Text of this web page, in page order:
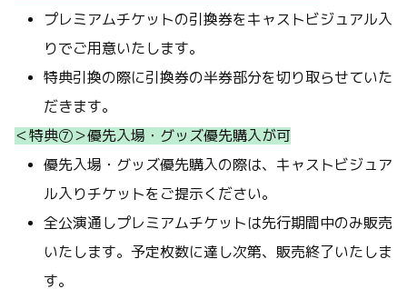
プレミアムチケットの引換券をキャストビジュアル入
りでご用意いたします。
特典引換の際に引換券の半券部分を切り取らせていた
だきます。
＜特典⑦＞優先入場・グッズ優先購入が可
優先入場・グッズ優先購入の際は、キャストビジュア
ル入りチケットをご提示ください。
全公演通しプレミアムチケットは先行期間中のみ販売
いたします。予定枚数に達し次第、販売終了いたしま
す。